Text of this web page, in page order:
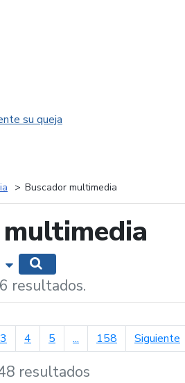
su queja
Buscador multimedia
Mostrar opciones de búsqueda
resultados.
3 4 5 ... 158 Siguiente
resultados